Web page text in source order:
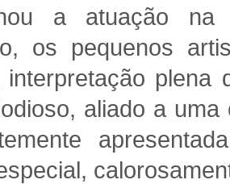
a atuação
os pequenos
plena
aliado a